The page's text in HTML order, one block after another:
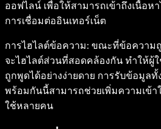
ออฟไลน์ เพื่อให้สามารถเข้าถึงเนื้อห
การเชื่อมต่ออินเทอร์เน็ต
การไฮไลต์ข้อความ: ขณะที่ข้อความถู
จะไฮไลต์ส่วนที่สอดคล้องกัน ทำให้ผู้
ถูกพูดได้อย่างง่ายดาย การรับข้อมูลทั้
พร้อมกันนี้สามารถช่วยเพิ่มความเข้า
ใช้หลายคน